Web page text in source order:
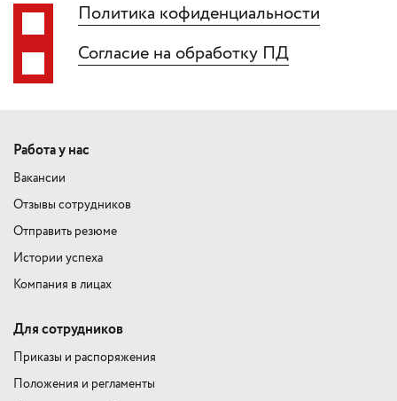
Политика кофиденциальности
Согласие на обработку ПД
Работа у нас
Вакансии
Отзывы сотрудников
Отправить резюме
Истории успеха
Компания в лицах
Для сотрудников
Приказы и распоряжения
Положения и регламенты